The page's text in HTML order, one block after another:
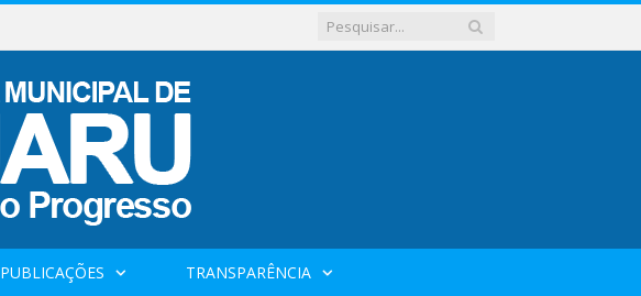
PUBLICAÇÕES TRANSPARÊNCIA